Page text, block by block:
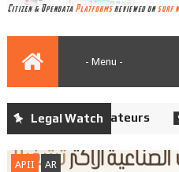
Legal Watch 9anounji
APII AR